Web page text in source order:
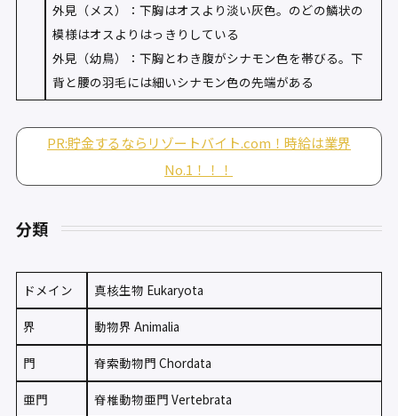
外見（メス）：下胸はオスより淡い灰色。のどの鱗状の
模様はオスよりはっきりしている
外見（幼鳥）：下胸とわき腹がシナモン色を帯びる。下
背と腰の羽毛には細いシナモン色の先端がある
PR:貯金するならリゾートバイト.com！時給は業界
No.1！！！
分類
ドメイン 真核生物 Eukaryota
界 動物界 Animalia
門 脊索動物門 Chordata
亜門 脊椎動物亜門 Vertebrata